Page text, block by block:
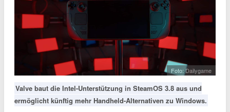
Foto: Dailygame
Valve baut die Intel-Unterstützung in SteamOS 3.8 aus und
ermöglicht künftig mehr Handheld-Alternativen zu Windows.